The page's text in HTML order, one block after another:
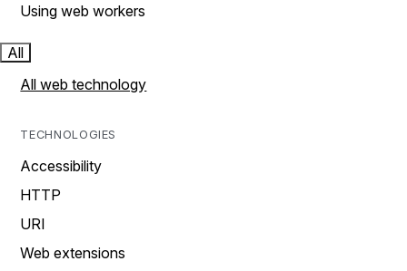
Using web workers
All
All web technology
TECHNOLOGIES
Accessibility
HTTP
URI
Web extensions